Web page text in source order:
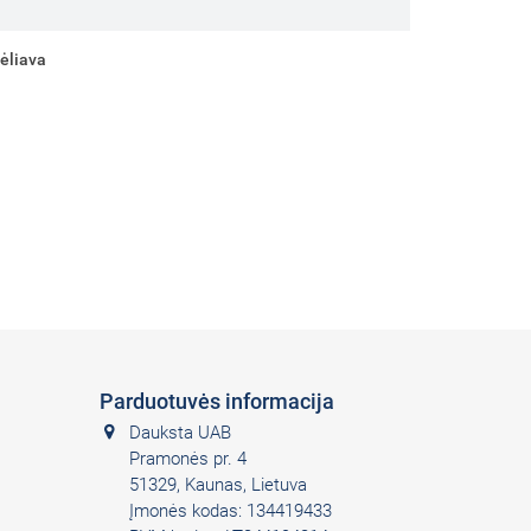
Parduotuvės informacija
Dauksta UAB
Pramonės pr. 4
51329, Kaunas, Lietuva
Įmonės kodas: 134419433